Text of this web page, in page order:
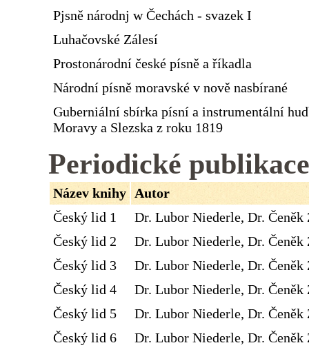
Pjsně národnj w Čechách - svazek I
Luhačovské Zálesí
Prostonárodní české písně a říkadla
Národní písně moravské v nově nasbírané
Guberniální sbírka písní a instrumentální
Moravy a Slezska z roku 1819
Periodické publikace
Název knihy Autor
Český lid 1
Dr. Lubor Niederle, Dr. Čeněk
Český lid 2
Dr. Lubor Niederle, Dr. Čeněk
Český lid 3
Dr. Lubor Niederle, Dr. Čeněk
Český lid 4
Dr. Lubor Niederle, Dr. Čeněk
Český lid 5
Dr. Lubor Niederle, Dr. Čeněk
Český lid 6
Dr. Lubor Niederle, Dr. Čeněk